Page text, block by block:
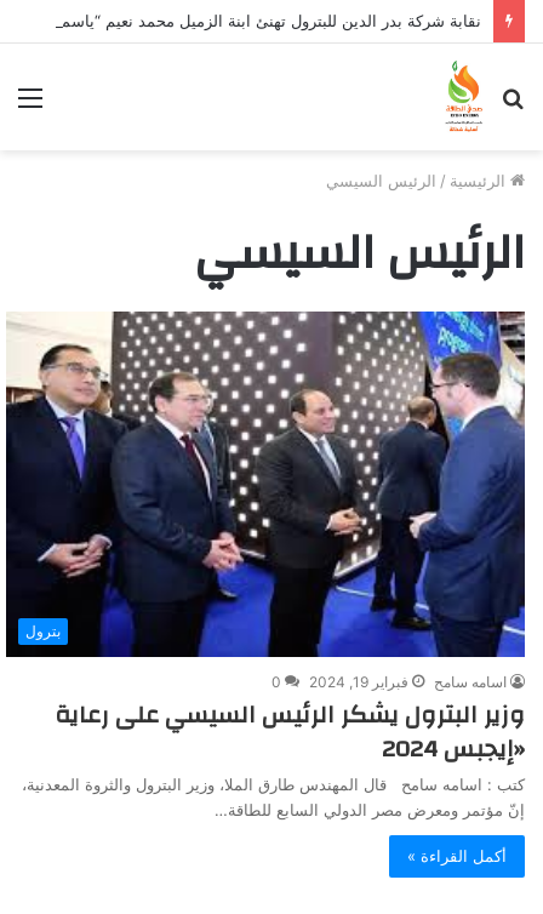
بحث
عن
الرئيسية / الرئيس السيسي
الرئيس السيسي
بترول
اسامه سامح فبراير 19, 2024 0
وزير البترول يشكر الرئيس السيسي على رعاية
«إيجبس 2024
كتب : اسامه سامح قال المهندس طارق الملا، وزير البترول والثروة المعدنية،
إنّ مؤتمر ومعرض مصر الدولي السابع للطاقة…
أكمل القراءة »